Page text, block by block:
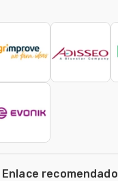
Enlace recomendado